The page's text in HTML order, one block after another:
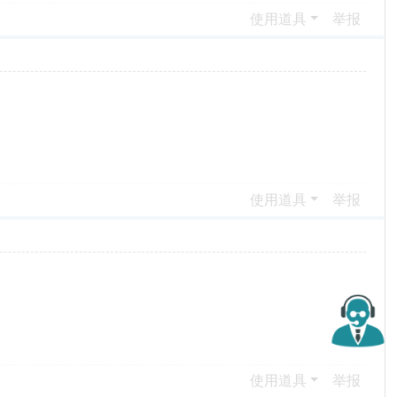
使用道具 举报
使用道具 举报
使用道具 举报